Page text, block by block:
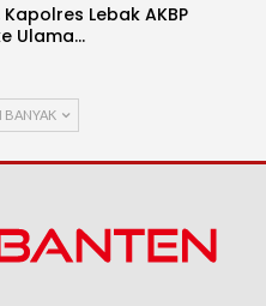
Lebak AKBP
Ulama…
BANYAK